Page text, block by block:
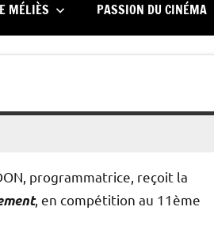
MÉLIÈS PASSION DU CINÉMA
programmatrice, reçoit la
, en compétition au 11ème